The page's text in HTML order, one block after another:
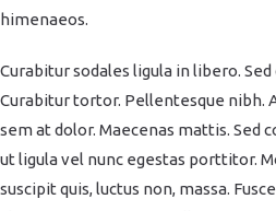
himenaeos.
Curabitur sodales ligula in libero.
Curabitur tortor. Pellentesque nibh.
sem at dolor. Maecenas mattis. Sed
ut ligula vel nunc egestas porttitor.
suscipit quis, luctus non, massa.